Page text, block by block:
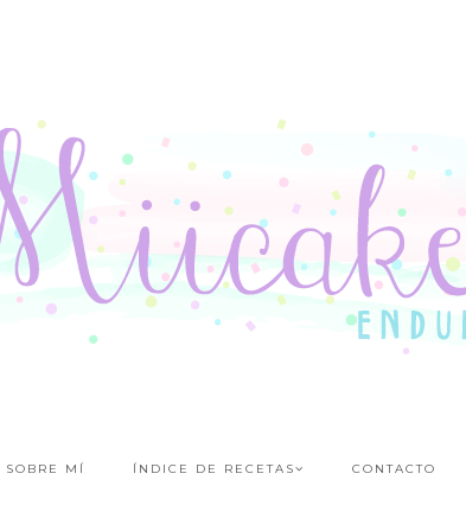
SOBRE MÍ ÍNDICE DE RECETAS CONTACTO